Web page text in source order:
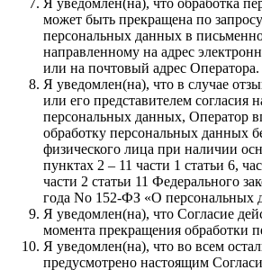
Я уведомлен(на), что обработка
может быть прекращена по
персональных данных в
направленному на адрес
или на почтовый адрес Оператора.
Я уведомлен(на), что в случае
или его представителем согласия
персональных данных, Оператор
обработку персональных данных
физического лица при наличии
пунктах 2 – 11 части 1 статьи 6,
части 2 статьи 11 Федерального
года No 152-ФЗ «О персональных
Я уведомлен(на), что Согласие
момента прекращения обработки
Я уведомлен(на), что во всем
предусмотрено настоящим